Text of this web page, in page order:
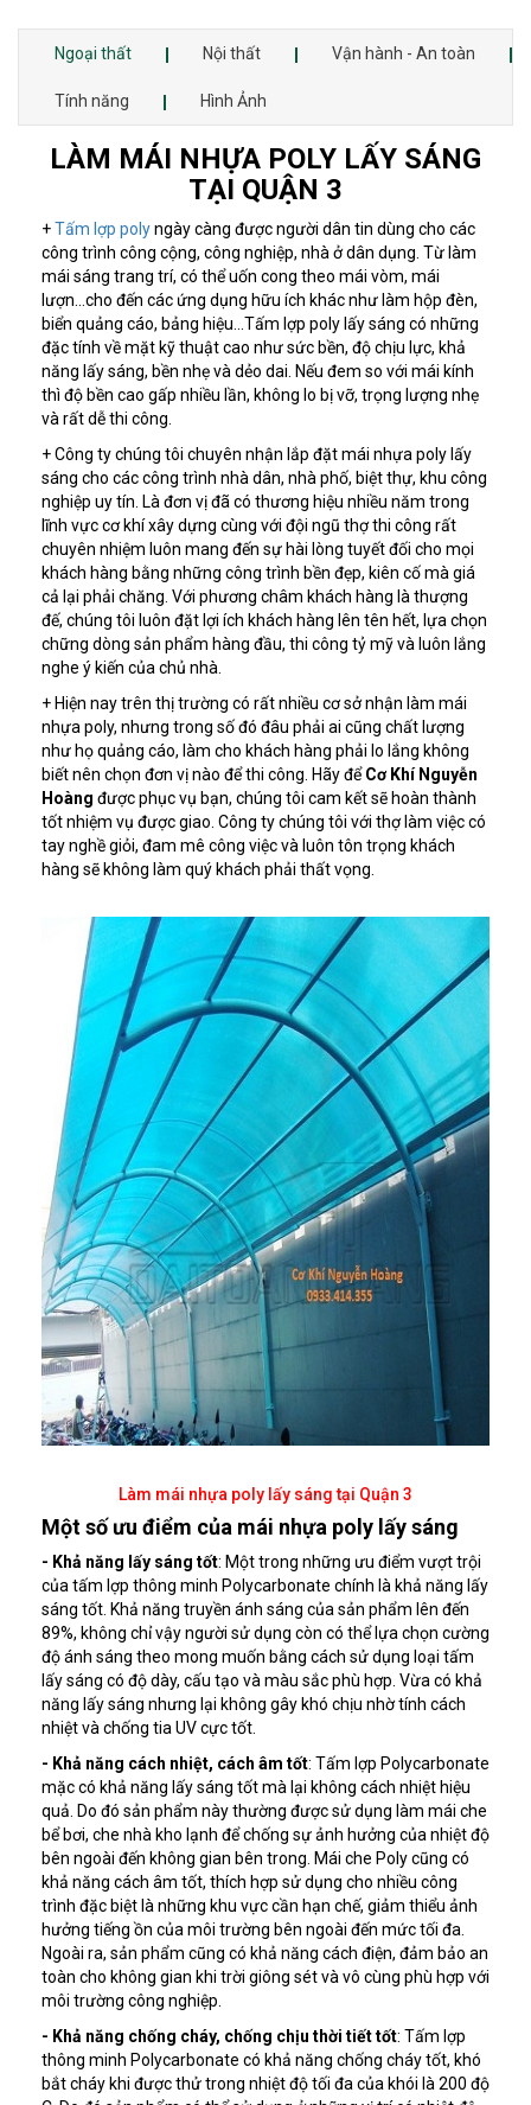
Ngoại thất Nội thất Vận hành - An toàn
Tính năng Hình Ảnh
LÀM MÁI NHỰA POLY LẤY SÁNG
TẠI QUẬN 3
+Tấm lợp polyngày càng được người dân tin dùng cho các
công trình công cộng, công nghiệp, nhà ở dân dụng. Từ làm
mái sáng trang trí, có thể uốn cong theo mái vòm, mái
lượn...cho đến các ứng dụng hữu ích khác như làm hộp đèn,
biển quảng cáo, bảng hiệu...Tấm lợp poly lấy sáng có những
đặc tính về mặt kỹ thuật cao như sức bền, độ chịu lực, khả
năng lấy sáng, bền nhẹ và dẻo dai. Nếu đem so với mái kính
thì độ bền cao gấp nhiều lần, không lo bị vỡ, trọng lượng nhẹ
và rất dễ thi công.
+ Công ty chúng tôi chuyên nhận lắp đặt mái nhựa poly lấy
sáng cho các công trình nhà dân, nhà phố, biệt thự, khu công
nghiệp uy tín. Là đơn vị đã có thương hiệu nhiều năm trong
lĩnh vực cơ khí xây dựng cùng với đội ngũ thợ thi công rất
chuyên nhiệm luôn mang đến sự hài lòng tuyết đối cho mọi
khách hàng bằng những công trình bền đẹp, kiên cố mà giá
cả lại phải chăng. Với phương châm khách hàng là thượng
đế, chúng tôi luôn đặt lợi ích khách hàng lên tên hết, lựa chọn
chững dòng sản phẩm hàng đầu, thi công tỷ mỹ và luôn lắng
nghe ý kiến của chủ nhà.
+ Hiện nay trên thị trường có rất nhiều cơ sở nhận làm mái
nhựa poly, nhưng trong số đó đâu phải ai cũng chất lượng
như họ quảng cáo, làm cho khách hàng phải lo lắng không
biết nên chọn đơn vị nào để thi công. Hãy đểCơ Khí Nguyễn
Hoàng được phục vụ bạn, chúng tôi cam kết sẽ hoàn thành
tốt nhiệm vụ được giao. Công ty chúng tôi với thợ làm việc có
tay nghề giỏi, đam mê công việc và luôn tôn trọng khách
hàng sẽ không làm quý khách phải thất vọng.
Làm mái nhựa poly lấy sáng tại Quận 3
Một số ưu điểm của mái nhựa poly lấy sáng
- Khả năng lấy sáng tốt: Một trong những ưu điểm vượt trội
của tấm lợp thông minh Polycarbonate chính là khả năng lấy
sáng tốt. Khả năng truyền ánh sáng của sản phẩm lên đến
89%, không chỉ vậy người sử dụng còn có thể lựa chọn cường
độ ánh sáng theo mong muốn bằng cách sử dụng loại tấm
lấy sáng có độ dày, cấu tạo và màu sắc phù hợp. Vừa có khả
năng lấy sáng nhưng lại không gây khó chịu nhờ tính cách
nhiệt và chống tia UV cực tốt.
- Khả năng cách nhiệt, cách âm tốt: Tấm lợp Polycarbonate
mặc có khả năng lấy sáng tốt mà lại không cách nhiệt hiệu
quả. Do đó sản phẩm này thường được sử dụng làm mái che
bể bơi, che nhà kho lạnh để chống sự ảnh hưởng của nhiệt độ
bên ngoài đến không gian bên trong. Mái che Poly cũng có
khả năng cách âm tốt, thích hợp sử dụng cho nhiều công
trình đặc biệt là những khu vực cần hạn chế, giảm thiểu ảnh
hưởng tiếng ồn của môi trường bên ngoài đến mức tối đa.
Ngoài ra, sản phẩm cũng có khả năng cách điện, đảm bảo an
toàn cho không gian khi trời giông sét và vô cùng phù hợp với
môi trường công nghiệp.
- Khả năng chống cháy, chống chịu thời tiết tốt: Tấm lợp
thông minh Polycarbonate có khả năng chống cháy tốt, khó
bắt cháy khi được thử trong nhiệt độ tối đa của khói là 200 độ